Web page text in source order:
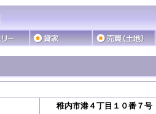
稚内市港４丁目１０番７号